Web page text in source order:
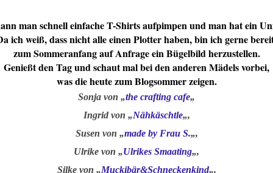
man schnell einfache T-Shirts aufpimpen und man hat ein
ich weiß, dass nicht alle einen Plotter haben, bin ich gerne
zum Sommeranfang auf Anfrage ein Bügelbild herzustellen.
Genießt den Tag und schaut mal bei den anderen Mädels vorbei,
was die heute zum Blogsommer zeigen.
Sonja von „the crafting cafe„
Ingrid von „Nähkäschtle„,
Susen von „made by Frau S.„,
Ulrike von „Ulrikes Smaating„,
Silke von „Muckibär&Schneckenkind„,